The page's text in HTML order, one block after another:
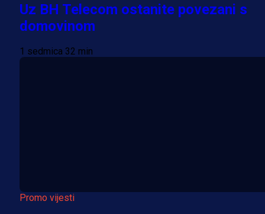
Uz BH Telecom ostanite povezani s
domovinom
1 sedmica 32 min
Promo vijesti